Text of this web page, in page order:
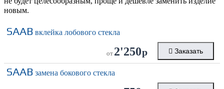
новым.
SAAB вклейка лобового стекла
от 2'250р Заказать
SAAB замена бокового стекла